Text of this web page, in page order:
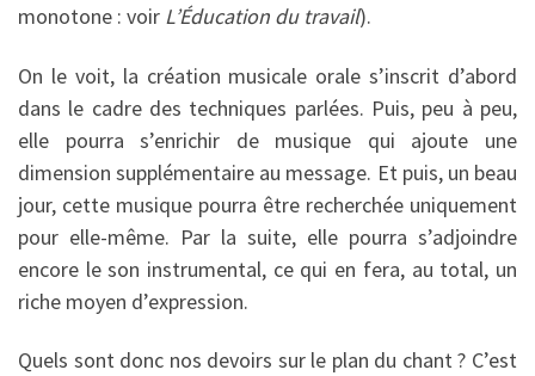
monotone : voir L’Éducation du travail).
On le voit, la création musicale orale s’inscrit d’abord
dans le cadre des techniques parlées. Puis, peu à peu,
elle pourra s’enrichir de musique qui ajoute une
dimension supplémentaire au message. Et puis, un beau
jour, cette musique pourra être recherchée uniquement
pour elle-même. Par la suite, elle pourra s’adjoindre
encore le son instrumental, ce qui en fera, au total, un
riche moyen d’expression.
Quels sont donc nos devoirs sur le plan du chant ? C’est